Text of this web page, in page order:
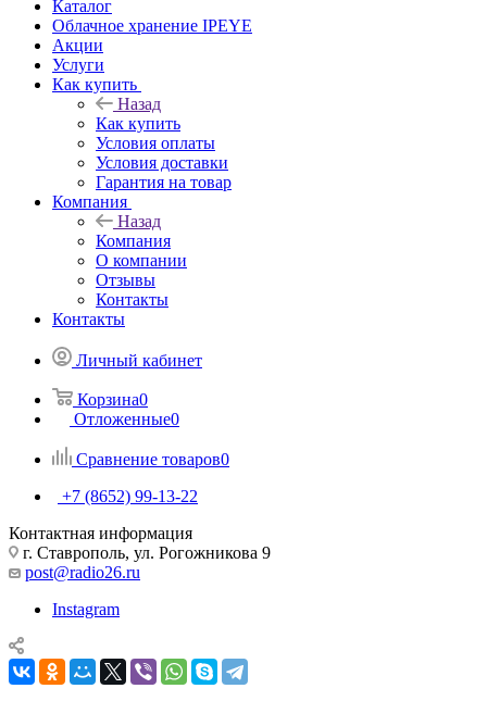
Каталог
Облачное хранение IPEYE
Акции
Услуги
Как купить
Назад
Как купить
Условия оплаты
Условия доставки
Гарантия на товар
Компания
Назад
Компания
О компании
Отзывы
Контакты
Контакты
Личный кабинет
Корзина0
Отложенные0
Сравнение товаров0
+7 (8652) 99-13-22
Контактная информация
г. Ставрополь, ул. Рогожникова 9
post@radio26.ru
Instagram